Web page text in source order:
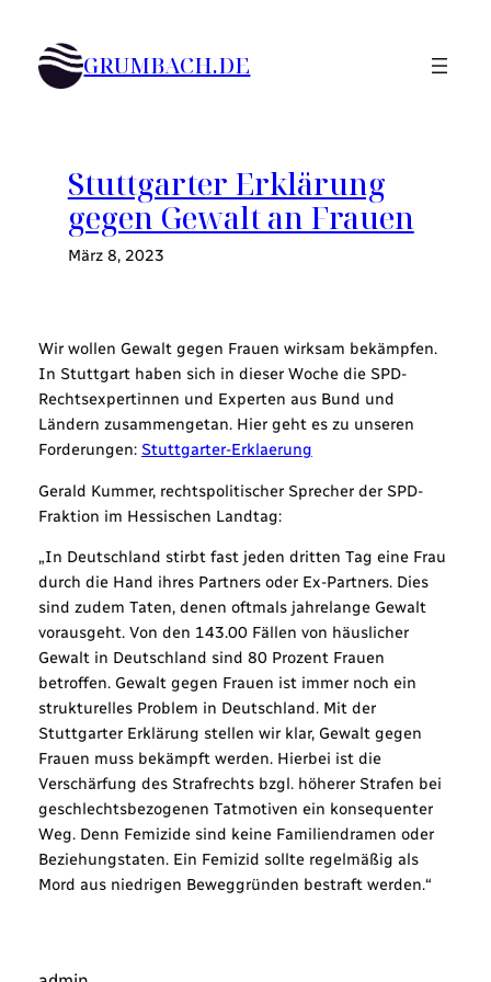
Inhalt
springen GRUMBACH.DE
Stuttgarter Erklärung
gegen Gewalt an Frauen
März 8, 2023
Wir wollen Gewalt gegen Frauen wirksam bekämpfen.
In Stuttgart haben sich in dieser Woche die SPD-
Rechtsexpertinnen und Experten aus Bund und
Ländern zusammengetan. Hier geht es zu unseren
Forderungen: Stuttgarter-Erklaerung
Gerald Kummer, rechtspolitischer Sprecher der SPD-
Fraktion im Hessischen Landtag:
„In Deutschland stirbt fast jeden dritten Tag eine Frau
durch die Hand ihres Partners oder Ex-Partners. Dies
sind zudem Taten, denen oftmals jahrelange Gewalt
vorausgeht. Von den 143.00 Fällen von häuslicher
Gewalt in Deutschland sind 80 Prozent Frauen
betroffen. Gewalt gegen Frauen ist immer noch ein
strukturelles Problem in Deutschland. Mit der
Stuttgarter Erklärung stellen wir klar, Gewalt gegen
Frauen muss bekämpft werden. Hierbei ist die
Verschärfung des Strafrechts bzgl. höherer Strafen bei
geschlechtsbezogenen Tatmotiven ein konsequenter
Weg. Denn Femizide sind keine Familiendramen oder
Beziehungstaten. Ein Femizid sollte regelmäßig als
Mord aus niedrigen Beweggründen bestraft werden.“